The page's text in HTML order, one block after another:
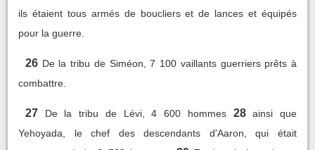
ils étaient tous armés de boucliers et de lances et équipés
pour la guerre.
26 De la tribu de Siméon, 7 100 vaillants guerriers prêts à
combattre.
27 De la tribu de Lévi, 4 600 hommes 28
ainsi que
Yehoyada, le chef des descendants d'Aaron, qui était